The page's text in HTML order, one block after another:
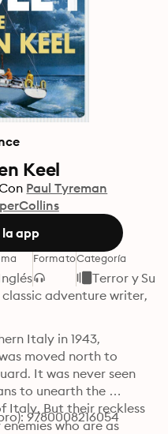
Keel
Paul Tyreman
la app
FormatoCategoría
Terror y
adventure writer,
Italy in 1943,
moved north to
It was never seen
to unearth the
Italy. But their reckless
who are as
9780008216054